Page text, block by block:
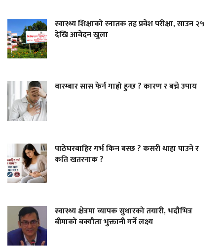
स्वास्थ्य शिक्षाको स्नातक तह प्रवेश परीक्षा, साउन २५
देखि आवेदन खुला
बारम्बार सास फेर्न गाह्रो हुन्छ ? कारण र बच्ने उपाय
पाठेघरबाहिर गर्भ किन बस्छ ? कसरी थाहा पाउने र
कति खतरनाक ?
स्वास्थ्य क्षेत्रमा व्यापक सुधारको तयारी, भदौभित्र
बीमाको बक्यौता भुक्तानी गर्ने लक्ष्य